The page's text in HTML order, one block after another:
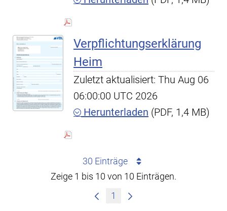
Verpflichtungserklärung
Heim
Zuletzt aktualisiert: Thu Aug 06
06:00:00 UTC 2026
Herunterladen (PDF, 1,4 MB)
30 Einträge
Zeige 1 bis 10 von 10 Einträgen.
1